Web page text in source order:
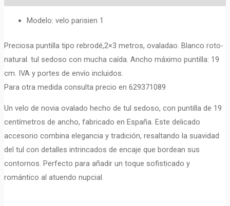
Modelo: velo parisien 1
Preciosa puntilla tipo rebrodé,2×3 metros, ovaladao. Blanco roto-
natural. tul sedoso con mucha caída. Ancho máximo puntilla: 19
cm. IVA y portes de envío incluidos.
Para otra medida consulta precio en 629371089
Un velo de novia ovalado hecho de tul sedoso, con puntilla de 19
centímetros de ancho, fabricado en España. Este delicado
accesorio combina elegancia y tradición, resaltando la suavidad
del tul con detalles intrincados de encaje que bordean sus
contornos. Perfecto para añadir un toque sofisticado y
romántico al atuendo nupcial.